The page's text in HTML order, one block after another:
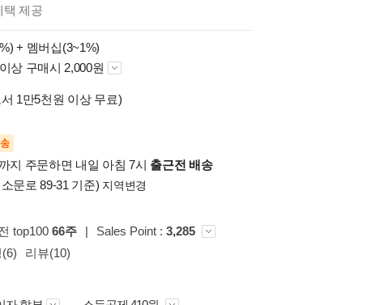
택 제공
+ 멤버십(3~1%)
상 구매시 2,000원
1만5천원 이상 무료)
지 주문하면 내일 아침 7시 출근전 배송
문로 89-31 기준) 지역변경
top100 66주 | Sales Point : 3,285
리뷰(10)